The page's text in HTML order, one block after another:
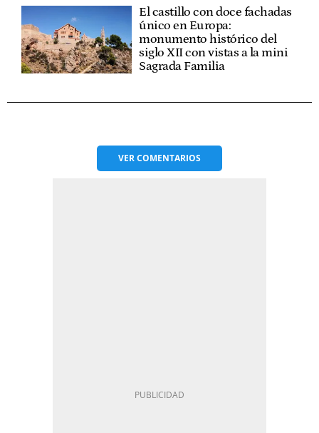
El castillo con doce fachadas
único en Europa:
monumento histórico del
siglo XII con vistas a la mini
Sagrada Familia
VERCOMENTARIOS